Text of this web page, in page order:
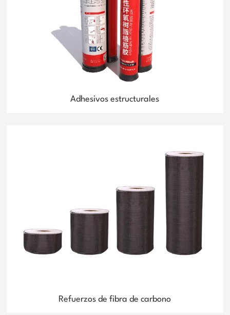
Adhesivos estructurales
Refuerzos de fibra de carbono